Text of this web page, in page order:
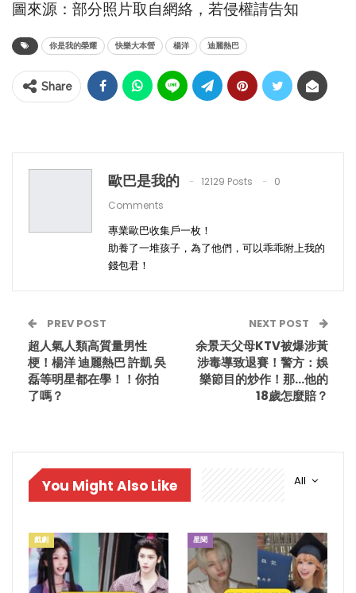
圖來源：部分照片取自網絡，若侵權請告知
你是我的榮耀 快樂大本營 楊洋 迪麗熱巴
Share
歐巴是我的 12129 Posts
0
Comments
專業歐巴收集戶一枚！
助養了一堆孩子，為了他們，可以乖乖附上我的
錢包君！
PREV POST
超人氣人類高質量男性
梗！楊洋 迪麗熱巴 許凱 吳
磊等明星都在學！！你拍
了嗎？
NEXT POST
余景天父母KTV被爆涉黃
涉毒導致退賽！警方：娛
樂節目的炒作！那…他的
18歲怎麼賠？
All
You Might Also Like
戲劇 星聞